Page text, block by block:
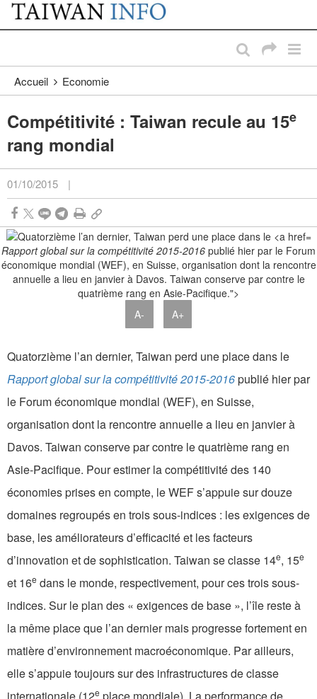
Passer au contenu principal
:::
Accueil Economie
Compétitivité : Taiwan recule au 15e
rang mondial
01/10/2015 |
Rapport global sur la compétitivité 2015-2016 publié hier par le Forum
économique mondial (WEF), en Suisse, organisation dont la rencontre
annuelle a lieu en janvier à Davos. Taiwan conserve par contre le
quatrième rang en Asie-Pacifique.">
A-
A+
Quatorzième l’an dernier, Taiwan perd une place dans le
Rapport global sur la compétitivité 2015-2016publié hier par
le Forum économique mondial (WEF), en Suisse,
organisation dont la rencontre annuelle a lieu en janvier à
Davos. Taiwan conserve par contre le quatrième rang en
Asie-Pacifique. Pour estimer la compétitivité des 140
économies prises en compte, le WEF s’appuie sur douze
domaines regroupés en trois sous-indices : les exigences de
base, les améliorateurs d’efficacité et les facteurs
d’innovation et de sophistication. Taiwan se classe 14e, 15e
et 16e dans le monde, respectivement, pour ces trois sous-
indices. Sur le plan des « exigences de base », l’île reste à
la même place que l’an dernier mais progresse fortement en
matière d’environnement macroéconomique. Par ailleurs,
elle s’appuie toujours sur des infrastructures de classe
internationale (12e place mondiale). La performance de